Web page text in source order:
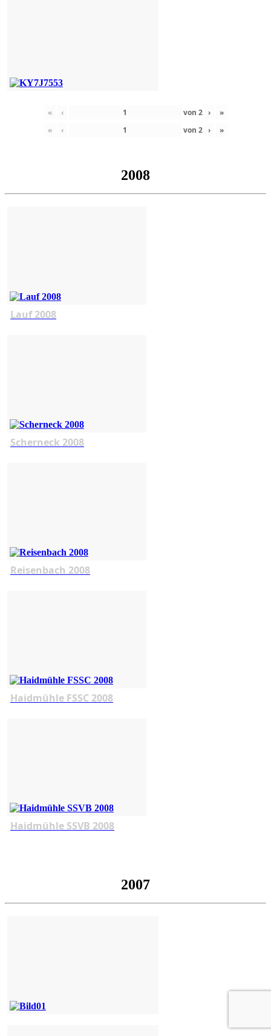
« ‹ von 2 ›
»
«
‹ von 2 › »
2008
Lauf 2008
Scherneck 2008
Reisenbach 2008
Haidmühle FSSC 2008
Haidmühle SSVB 2008
2007